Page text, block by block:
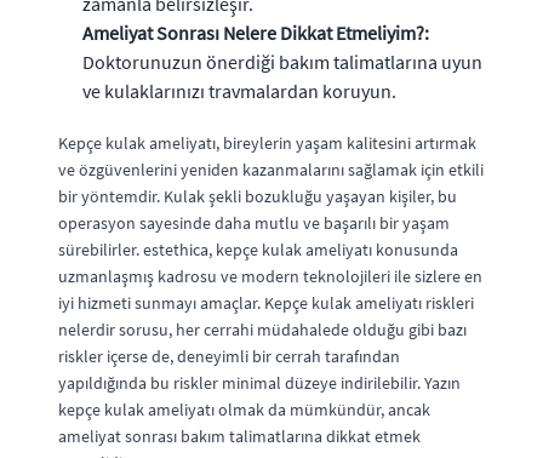
Ameliyat Sonrası Nelere Dikkat Etmeliyim?:
Doktorunuzun önerdiği bakım talimatlarına uyun
ve kulaklarınızı travmalardan koruyun.
Kepçe kulak ameliyatı, bireylerin yaşam kalitesini artırmak
ve özgüvenlerini yeniden kazanmalarını sağlamak için etkili
bir yöntemdir. Kulak şekli bozukluğu yaşayan kişiler, bu
operasyon sayesinde daha mutlu ve başarılı bir yaşam
sürebilirler. estethica, kepçe kulak ameliyatı konusunda
uzmanlaşmış kadrosu ve modern teknolojileri ile sizlere en
iyi hizmeti sunmayı amaçlar. Kepçe kulak ameliyatı riskleri
nelerdir sorusu, her cerrahi müdahalede olduğu gibi bazı
riskler içerse de, deneyimli bir cerrah tarafından
yapıldığında bu riskler minimal düzeye indirilebilir. Yazın
kepçe kulak ameliyatı olmak da mümkündür, ancak
ameliyat sonrası bakım talimatlarına dikkat etmek